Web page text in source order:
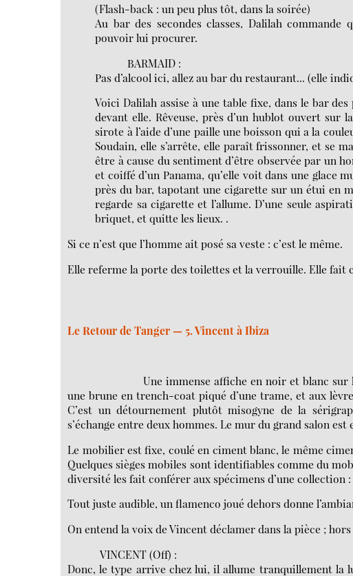
(Flash-back : un peu plus tôt, dans la soirée)
Au bar des secondes classes, Dalilah
pouvoir lui procurer.
BARMAID :
Pas d’alcool ici, allez au bar du restaurant... (elle
Voici Dalilah assise à une table fixe, dans le bar
devant elle. Rêveuse, près d’un hublot ouvert sur
sirote à l’aide d’une paille une boisson qui a la
Soudain, elle s’arrête, elle paraît frissonner, et se
être à cause du sentiment d’être observée par un
et coiffé d’un Panama, qu’elle voit dans une glace
près du bar, tapotant une cigarette sur un étui en
regarde sa cigarette et l’allume. D’une seule
briquet, et quitte les lieux. .
Si ce n’est que l’homme ait posé sa veste : c’est le même.
Elle referme la porte des toilettes et la verrouille. Elle fait
Le Retour de Tanger — 5. Vincent à Ibiza
Une immense affiche en noir et blanc sur
une brune en trench-coat piqué d’une trame, et aux
C’est un détournement plutôt misogyne de la
s’échange entre deux hommes. Le mur du grand salon
Le mobilier est fixe, coulé en ciment blanc, le même
Quelques sièges mobiles sont identifiables comme du
diversité les fait conférer aux spécimens d’une collection
Tout juste audible, un flamenco joué dehors donne
On entend la voix de Vincent déclamer dans la pièce ;
VINCENT (Off) :
Donc, le type arrive chez lui, il allume tranquillement la